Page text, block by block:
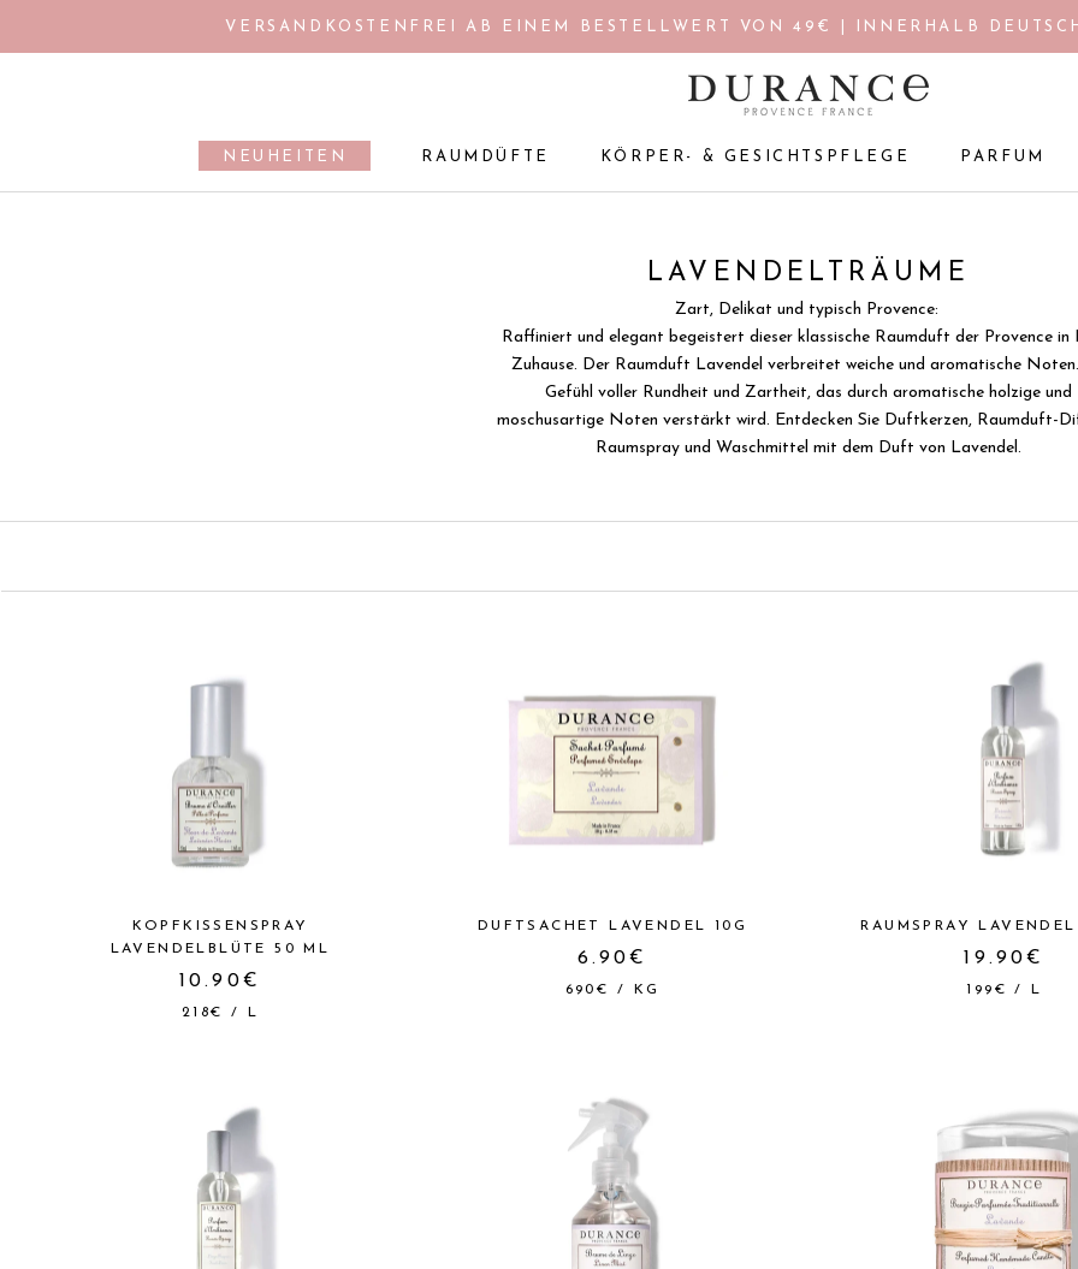
VERSANDKOSTENFREI AB EINEM BESTELLWERT VON 49€ | INNERHALB
NEUHEITEN
RAUMDÜFTE
KÖRPER- & GESICHTSPFLEGE
PARFUM
LAVENDELTRÄUME
Zart, Delikat und typisch Provence:
Raffiniert und elegant begeistert dieser klassische Raumduft der Provence in
Zuhause. Der Raumduft Lavendel verbreitet weiche und aromatische
Gefühl voller Rundheit und Zartheit, das durch aromatische holzige und
moschusartige Noten verstärkt wird. Entdecken Sie Duftkerzen, Raumduft-
Raumspray und Waschmittel mit dem Duft von Lavendel.
KOPFKISSENSPRAY
LAVENDELBLÜTE 50 ML
10.90€
218€ / L
DUFTSACHET LAVENDEL 10G
6.90€
690€ / KG
RAUMSPRAY
19.90€
199€ / L